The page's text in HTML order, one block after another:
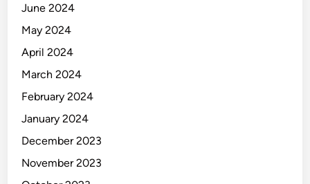
June 2024
May 2024
April 2024
March 2024
February 2024
January 2024
December 2023
November 2023